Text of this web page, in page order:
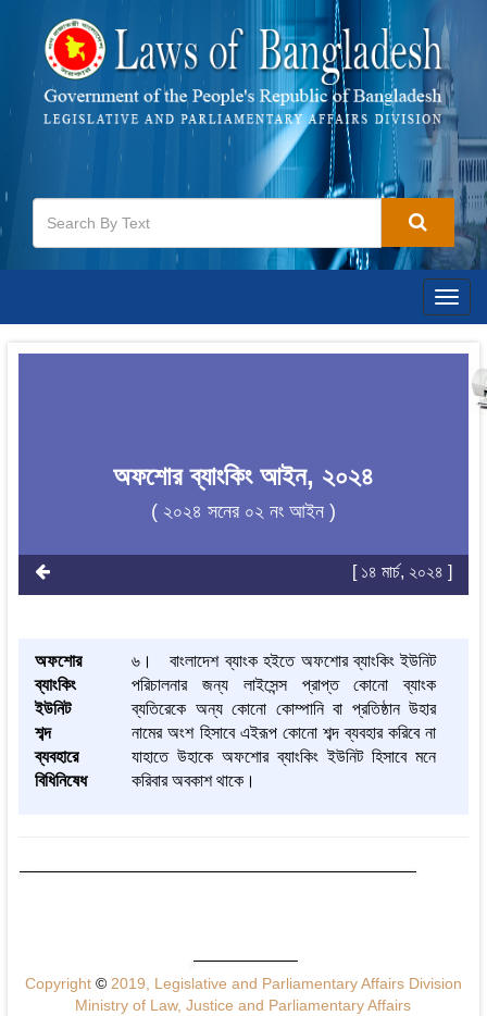
অফশোর ব্যাংকিং আইন, ২০২৪
( ২০২৪ সনের ০২ নং আইন )
[ ১৪ মার্চ, ২০২৪ ]
অফশোর
ব্যাংকিং
ইউনিট
শব্দ
ব্যবহারে
বিধিনিষেধ
৬। বাংলাদেশ ব্যাংক হইতে অফশোর ব্যাংকিং ইউনিট
পরিচালনার জন্য লাইসেন্স প্রাপ্ত কোনো ব্যাংক
ব্যতিরেকে অন্য কোনো কোম্পানি বা প্রতিষ্ঠান উহার
নামের অংশ হিসাবে এইরূপ কোনো শব্দ ব্যবহার করিবে না
যাহাতে উহাকে অফশোর ব্যাংকিং ইউনিট হিসাবে মনে
করিবার অবকাশ থাকে।
Copyright ©2019, Legislative and Parliamentary Affairs Division
Ministry of Law, Justice and Parliamentary Affairs